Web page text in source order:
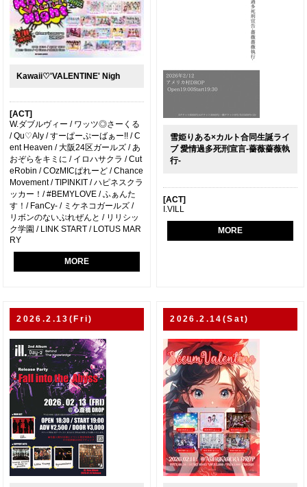
Kawaii♡'VALENTINE' Nigh
[ACT]
W.ダブルヴィー / ワッツ◎さーくる
/ Qu♡Aly / すーぱーぷーばぁー!! / C
ent Heaven / 大阪24区ガールズ / あ
おぞらをキミに / イロハサクラ / Cut
eRobin / COzMICぱれーど / Chance
Movement / TIPINKIT / ハピネスクラ
ッカー！/ #BEMYLOVE / ふぁんた
す！/ FanCy- / ミケネコガールズ /
リボンのないぷれぜんと / リリシッ
ク学園 / LINK START / LOTUS MAR
RY
MORE
雪姫りある×カルト合同生誕ライ
ブ 愛情過多死刑宣言-薔薇薔薇執
行-
[ACT]
I.VILL
MORE
2026.2.13(Fri) 2026.2.14(Sat)